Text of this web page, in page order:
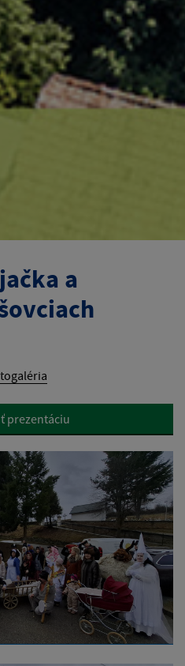
a
prezentáciu